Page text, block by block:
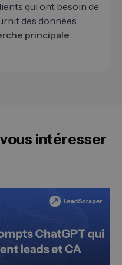
qui ont besoin de
des données
principale
intéresser